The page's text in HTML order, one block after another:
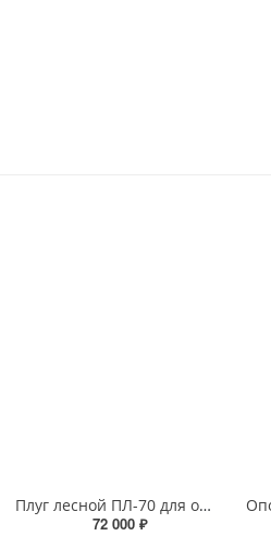
Плуг лесной ПЛ-70 для опашки
72 000 ₽